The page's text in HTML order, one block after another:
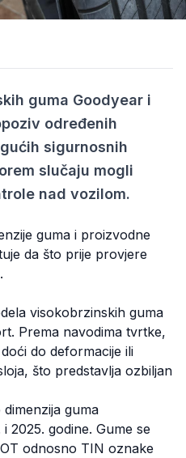
guma Goodyear i
određenih
sigurnosnih
slučaju mogli
nad vozilom.
guma i proizvodne
da što prije provjere
visokobrzinskih guma
Prema navodima tvrtke,
do deformacije ili
što predstavlja ozbiljan
guma
2025. godine. Gume se
odnosno TIN oznake